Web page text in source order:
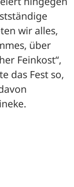
wir alles,
über
Feinkost“,
das Fest so,